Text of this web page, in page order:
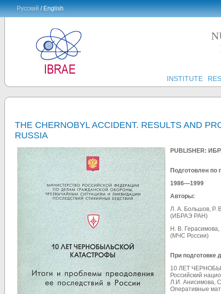
Русский/ English
INSTITUTE
THE CHERNOBYL ACCIDENT. RESULTS AND
RUSSIA
PUBLISHER:
Подготовлен
1986—1999
Авторы:
Л. A. Большов, Р.
(ИБРАЭ РАН)
Н. В.
(МЧС России)
При подготовке
10 ЛЕТ
Российский
Л.И. Анисимова,
Оперативные